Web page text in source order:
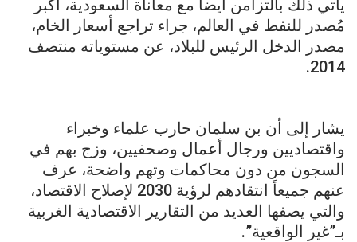
يأتي ذلك بالتزامن أيضاً مع معاناة السعودية، أكبر
مُصدر للنفط في العالم، جراء تراجع أسعار الخام،
مصدر الدخل الرئيس للبلاد، عن مستوياته منتصف
2014.
يشار إلى أن بن سلمان حارب علماء وخبراء
واقتصاديين ورجال أعمال وصحفيين، وزج بهم في
السجون من دون محاكمات وتهم واضحة، عرف
عنهم جميعاً انتقادهم لرؤية 2030 لإصلاح الاقتصاد،
والتي يصفها العديد من التقارير الاقتصادية الغربية
بـ”غير الواقعية”.